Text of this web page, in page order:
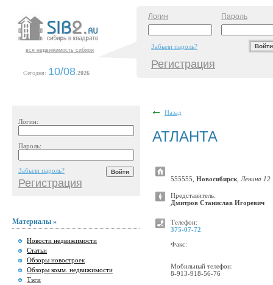
вся недвижимость сибири
Сегодня: 10/08 2026
Логин Пароль
Забыли пароль?
Регистрация
Логин:
Пароль:
Забыли пароль?
Регистрация
Материалы »
Новости недвижимости
Статьи
Обзоры новостроек
Обзоры комм. недвижимости
Тэги
Назад
АТЛАНТА
555555, Новосибирск Ленина 12
Представитель:
Дмитров Станислав Игоревич
Телефон:
375-07-72
Факс:
Мобильный телефон:
8-913-918-56-76